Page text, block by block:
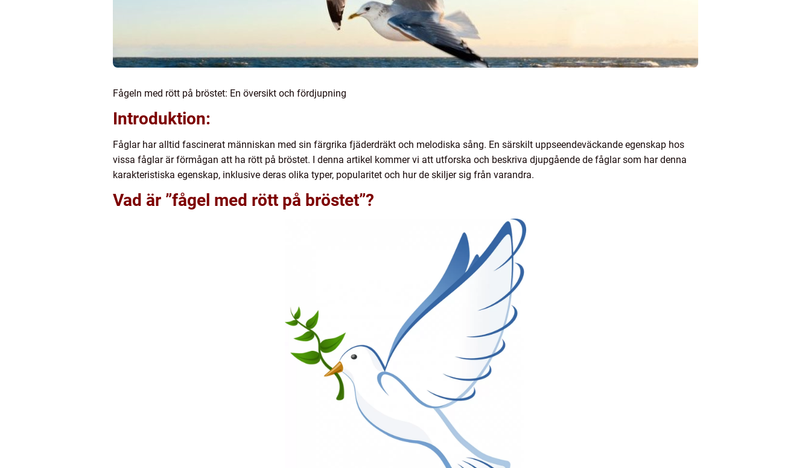
Fågeln med rött på bröstet: En översikt och fördjupning
Introduktion:
Fåglar har alltid fascinerat människan med sin färgrika fjäderdräkt och melodiska sång. En särskilt uppseendeväckande egenskap hos
vissa fåglar är förmågan att ha rött på bröstet. I denna artikel kommer vi att utforska och beskriva djupgående de fåglar som har denna
karakteristiska egenskap, inklusive deras olika typer, popularitet och hur de skiljer sig från varandra.
Vad är ”fågel med rött på bröstet”?